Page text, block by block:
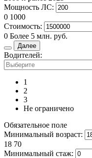
Мощность ЛС:
0 1000
Стоимость:
0 Более 5 млн. руб.
Далее
Водителей:
1
2
3
Не ограничено
Обязательное поле
Минимальный возраст:
18 70
Минимальный стаж: